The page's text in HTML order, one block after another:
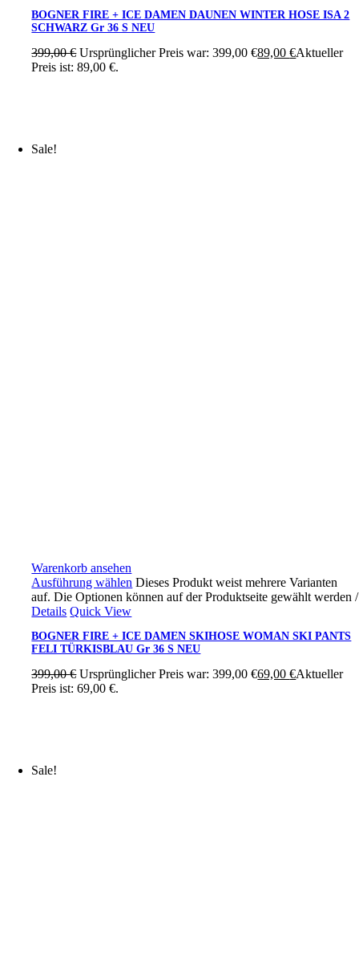
BOGNER FIRE + ICE DAMEN DAUNEN WINTER HOSE ISA 2
SCHWARZ Gr 36 S NEU
399,00€ Ursprünglicher Preis war: 399,00 €89,00€Aktueller
Preis ist: 89,00 €.
Sale!
Warenkorb ansehen
Ausführung wählen Dieses Produkt weist mehrere Varianten
auf. Die Optionen können auf der Produktseite gewählt werden/
Details Quick View
BOGNER FIRE + ICE DAMEN SKIHOSE WOMAN SKI PANTS
FELI TÜRKISBLAU Gr 36 S NEU
399,00€ Ursprünglicher Preis war: 399,00 €69,00€Aktueller
Preis ist: 69,00 €.
Sale!